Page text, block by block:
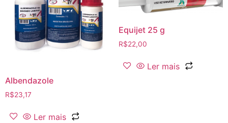
Albendazole
R$23,17
Ler mais
Equijet 25 g
R$22,00
Ler mais